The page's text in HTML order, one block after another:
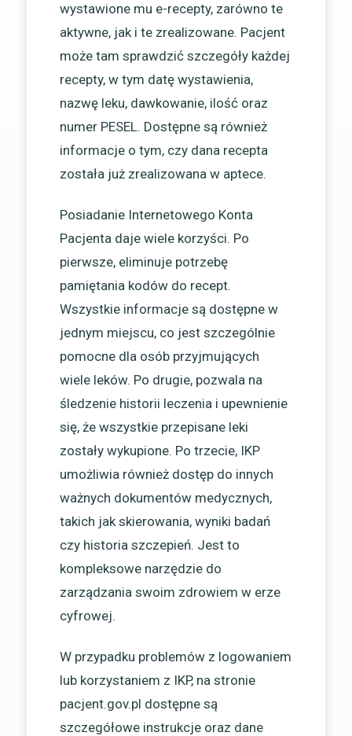
wystawione mu e-recepty, zarówno te
aktywne, jak i te zrealizowane. Pacjent
może tam sprawdzić szczegóły każdej
recepty, w tym datę wystawienia,
nazwę leku, dawkowanie, ilość oraz
numer PESEL. Dostępne są również
informacje o tym, czy dana recepta
została już zrealizowana w aptece.
Posiadanie Internetowego Konta
Pacjenta daje wiele korzyści. Po
pierwsze, eliminuje potrzebę
pamiętania kodów do recept.
Wszystkie informacje są dostępne w
jednym miejscu, co jest szczególnie
pomocne dla osób przyjmujących
wiele leków. Po drugie, pozwala na
śledzenie historii leczenia i upewnienie
się, że wszystkie przepisane leki
zostały wykupione. Po trzecie, IKP
umożliwia również dostęp do innych
ważnych dokumentów medycznych,
takich jak skierowania, wyniki badań
czy historia szczepień. Jest to
kompleksowe narzędzie do
zarządzania swoim zdrowiem w erze
cyfrowej.
W przypadku problemów z logowaniem
lub korzystaniem z IKP, na stronie
pacjent.gov.pl dostępne są
szczegółowe instrukcje oraz dane